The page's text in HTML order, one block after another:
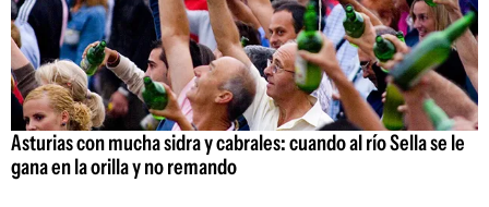
Asturias con mucha sidra y cabrales: cuando al río Sella se le
gana en la orilla y no remando